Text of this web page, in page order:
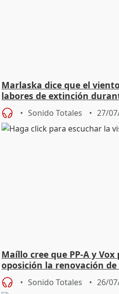
Marlaska dice que el
labores de extinción
Sonido Totales 27/
Maíllo cree que PP-A y
oposición la renovación
Defensor
Sonido Totales 26/